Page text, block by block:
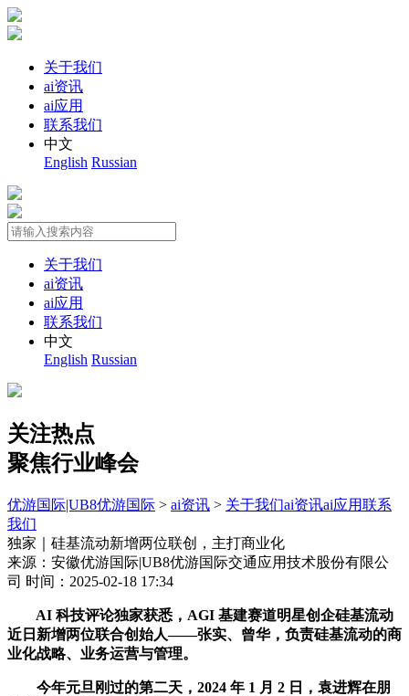
关于我们
ai资讯
ai应用
联系我们
中文
English Russian
关于我们
ai资讯
ai应用
联系我们
中文
English Russian
关注热点
聚焦行业峰会
优游国际|UB8优游国际 > ai资讯 > 关于我们ai资讯ai应用联系
我们
独家｜硅基流动新增两位联创，主打商业化
来源：安徽优游国际|UB8优游国际交通应用技术股份有限公
司 时间：2025-02-18 17:34
AI 科技评论独家获悉，AGI 基建赛道明星创企硅基流动
近日新增两位联合创始人——张实、曾华，负责硅基流动的商
业化战略、业务运营与管理。
今年元旦刚过的第二天，2024 年 1 月 2 日，袁进辉在朋